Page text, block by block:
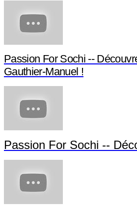
Passion For Sochi --
Gauthier-Manuel !
Passion For Sochi --